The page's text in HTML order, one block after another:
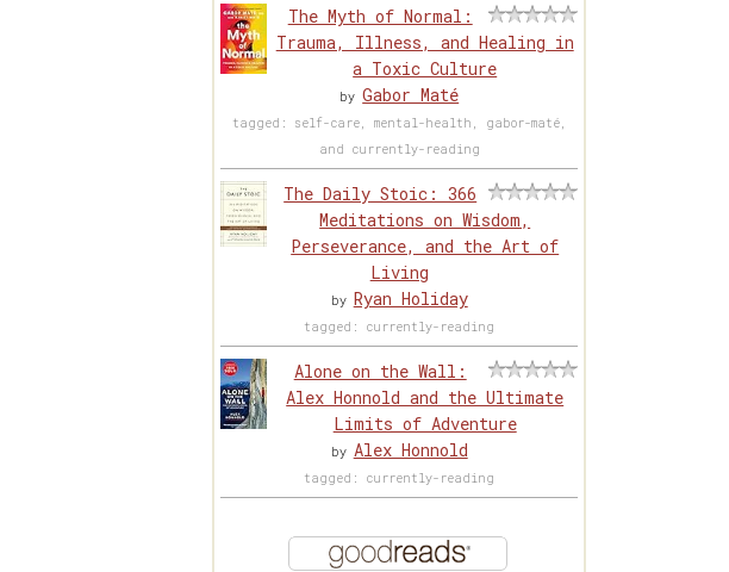
The Myth of Normal:
Trauma, Illness, and Healing in
a Toxic Culture
byGabor Maté
tagged: self-care, mental-health, gabor-maté,
and currently-reading
The Daily Stoic: 366
Meditations on Wisdom,
Perseverance, and the Art of
Living
by Ryan Holiday
tagged: currently-reading
Alone on the Wall:
Alex Honnold and the Ultimate
Limits of Adventure
by Alex Honnold
tagged: currently-reading